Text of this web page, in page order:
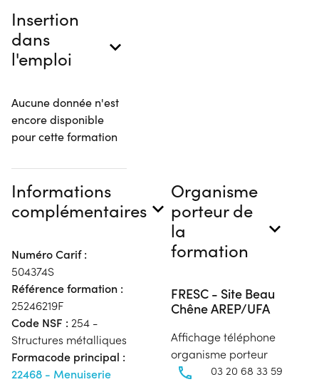
Insertion
dans
l'emploi
Aucune donnée n'est
encore disponible
pour cette formation
Informations
complémentaires
Numéro Carif :
504374S
Référence formation :
25246219F
Code NSF : 254 -
Structures métalliques
Formacode principal :
22468 - Menuiserie
Organisme
porteur de
la
formation
FRESC - Site Beau
Chêne AREP/UFA
Affichage téléphone
organisme porteur
03 20 68 33 59